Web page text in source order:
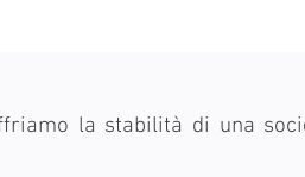
la stabilità di una